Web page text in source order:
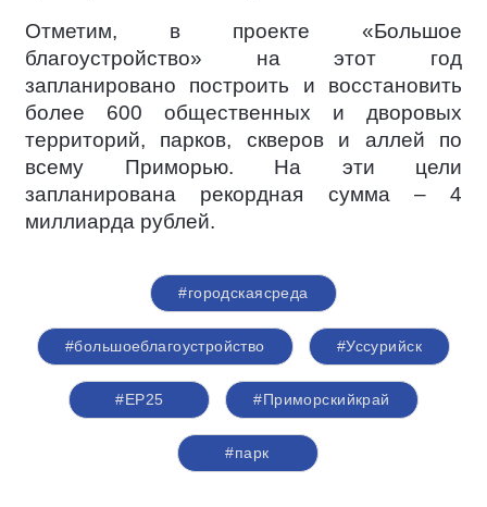
Отметим, в проекте «Большое
благоустройство» на этот год
запланировано построить и восстановить
более 600 общественных и дворовых
территорий, парков, скверов и аллей по
всему Приморью. На эти цели
запланирована рекордная сумма – 4
миллиарда рублей.
#городскаясреда
#большоеблагоустройство #Уссурийск
#ЕР25 #Приморскийкрай
#парк